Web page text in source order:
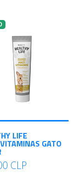
LIFE
GATO
CLP